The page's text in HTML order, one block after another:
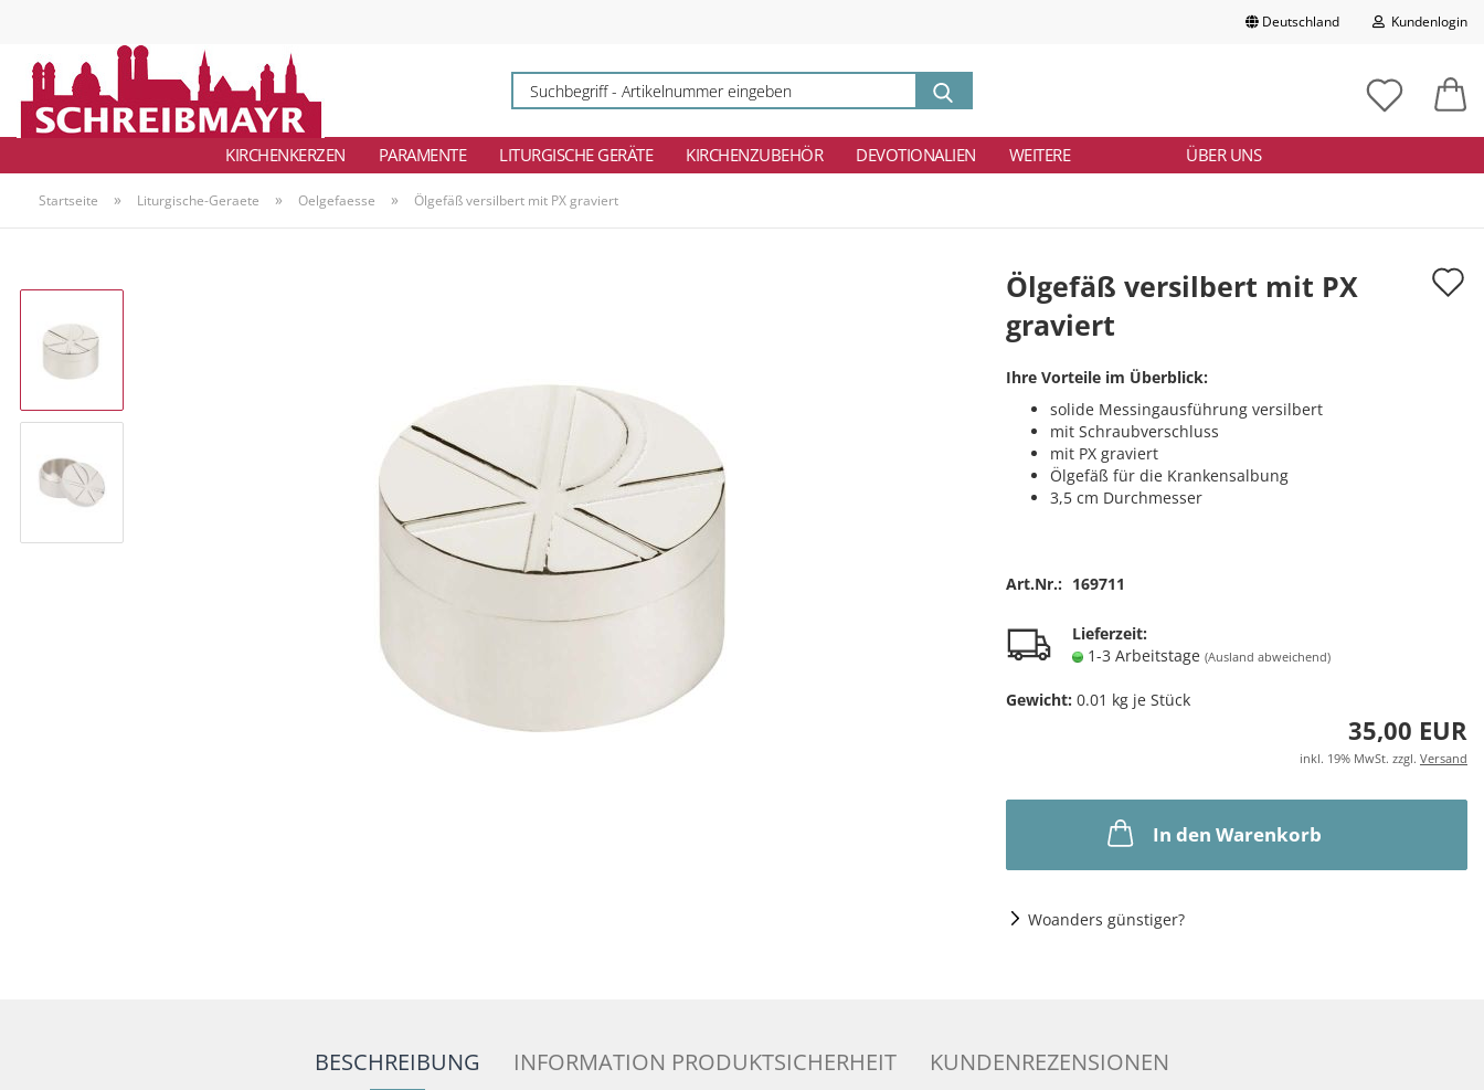
Deutschland Kundenlogin
E-Mail
Passwort vergessen?
eingeben
KIRCHENKERZEN PARAMENTE LITURGISCHE GERÄTE KIRCHENZUBEHÖR DEVOTIONALIEN ÜBER UNS
WEITERE
Startseite » Liturgische-Geraete » Oelgefaesse » Ölgefäß versilbert mit PX graviert
Ölgefäß versilbert mit PX
graviert
Ihre Vorteile im Überblick:
solide Messingausführung versilbert
mit Schraubverschluss
mit PX graviert
Ölgefäß für die Krankensalbung
3,5 cm Durchmesser
Art.Nr.: 169711
Lieferzeit:
1-3 Arbeitstage (Ausland abweichend)
Gewicht: 0.01 kg je Stück
35,00 EUR
inkl. 19% MwSt. zzgl. Versand
In den Warenkorb
Woanders günstiger?
BESCHREIBUNG INFORMATION PRODUKTSICHERHEIT KUNDENREZENSIONEN